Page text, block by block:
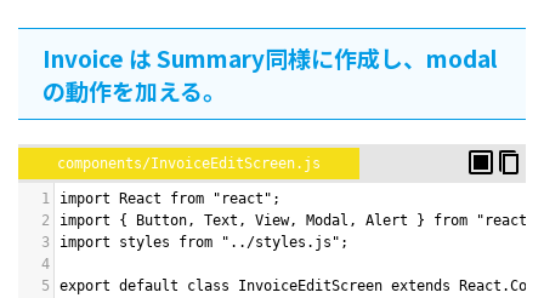
Invoice は Summary同様に作成し、modal
の動作を加える。
components/InvoiceEditScreen.js
1
import React from "react";
2
import { Button, Text, View, Modal, Alert } from "react-
3
import styles from "../styles.js";
4
5
export default class InvoiceEditScreen extends